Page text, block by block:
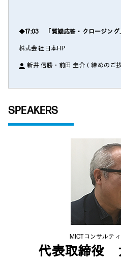
◆17:03 「質疑応答・クロージング
株式会社 日本HP
新井 信勝・前田 圭介（締めのご
SPEAKERS
MICTコンサルテ
代表取締役